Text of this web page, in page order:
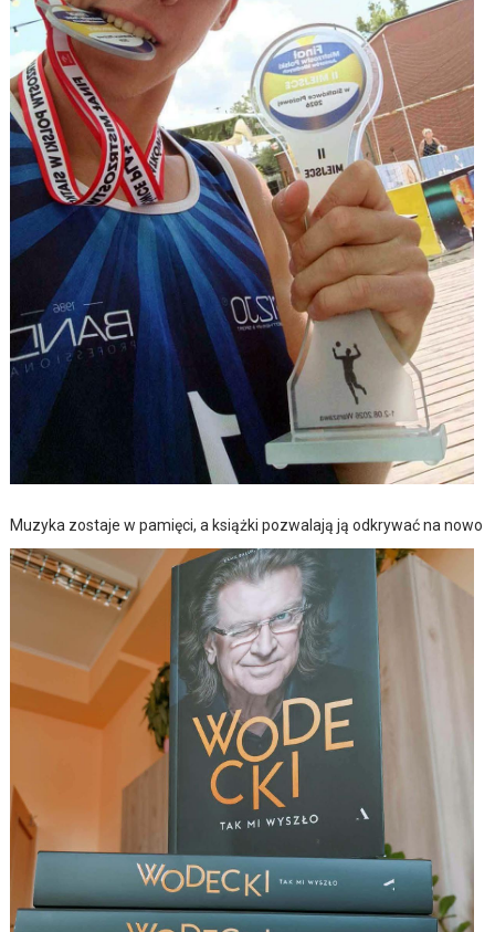
Muzyka zostaje w pamięci, a książki pozwalają ją odkrywać na nowo